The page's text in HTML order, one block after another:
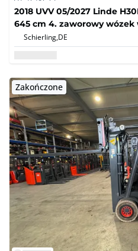
2018 UVV 05/2027 Linde
645 cm 4. zaworowy wózek
godzin
Schierling,DE
Zakończone